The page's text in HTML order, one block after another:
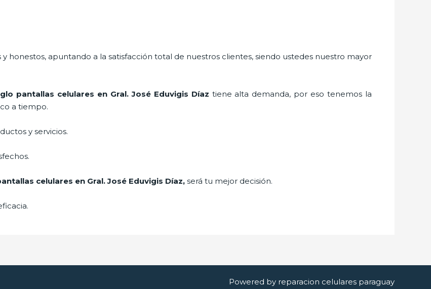
honestos, apuntando a la satisfacción total de nuestros clientes, siendo ustedes nuestro mayor
pantallas celulares en Gral. José Eduvigis Díaz tiene alta demanda, por eso tenemos la
a tiempo.
y servicios.
celulares en Gral. José Eduvigis Díaz, será tu mejor decisión.
Powered by reparacion celulares paraguay